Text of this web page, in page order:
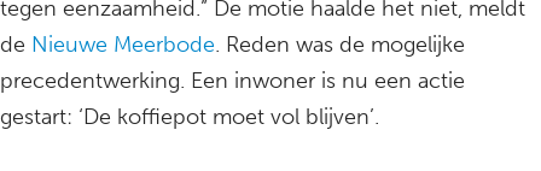
tegen eenzaamheid.” De motie haalde het niet, meldt
de Nieuwe Meerbode. Reden was de mogelijke
precedentwerking. Een inwoner is nu een actie
gestart: ‘De koffiepot moet vol blijven’.